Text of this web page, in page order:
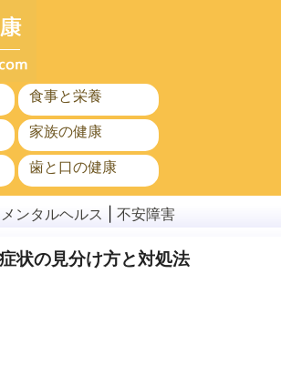
食事と栄養
家族の健康
歯と口の健康
メンタルヘルス 不安障害
状の見分け方と対処法